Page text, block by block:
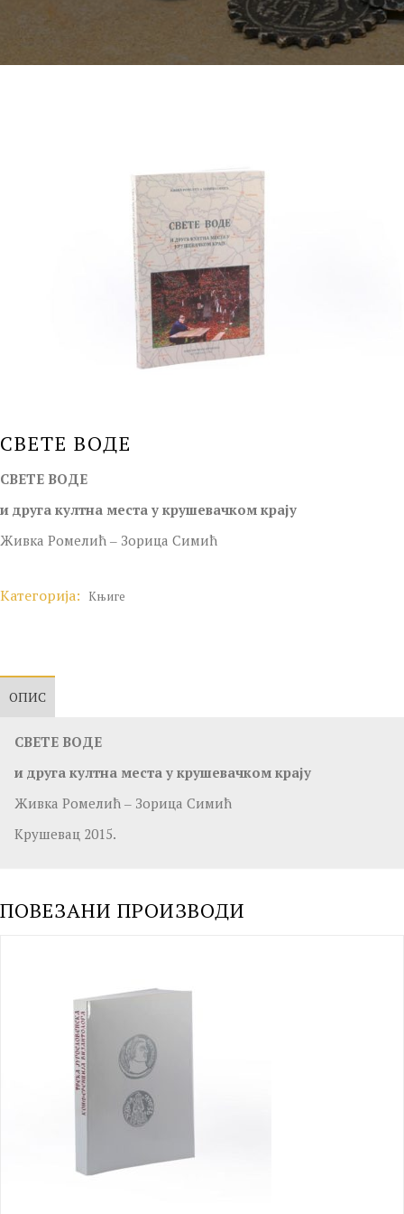
СВЕТЕ ВОДЕ
СВЕТЕ ВОДЕ
и друга култна места у крушевачком крају
Живка Ромелић ‒ Зорица Симић
Категорија: Књиге
ОПИС
СВЕТЕ ВОДЕ
и друга култна места у крушевачком крају
Живка Ромелић ‒ Зорица Симић
Крушевац 2015.
ПОВЕЗАНИ ПРОИЗВОДИ